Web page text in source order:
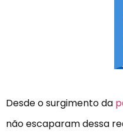
Desde o surgimento da
não escaparam dessa